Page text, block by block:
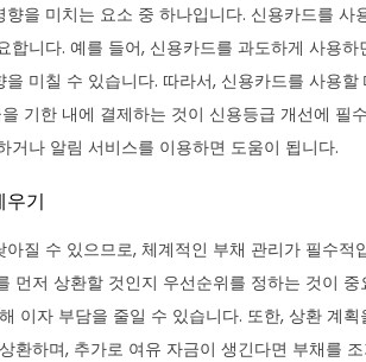
을 미치는 요소 중 하나입니다. 신용카드를 사
합니다. 예를 들어, 신용카드를 과도하게 사용
미칠 수 있습니다. 따라서, 신용카드를 사용
기한 내에 결제하는 것이 신용등급 개선에 필
거나 알림 서비스를 이용하면 도움이 됩니다.
우기
질 수 있으므로, 체계적인 부채 관리가 필수
먼저 상환할 것인지 우선순위를 정하는 것이
이자 부담을 줄일 수 있습니다. 또한, 상환 계
환하며, 추가로 여유 자금이 생긴다면 부채를